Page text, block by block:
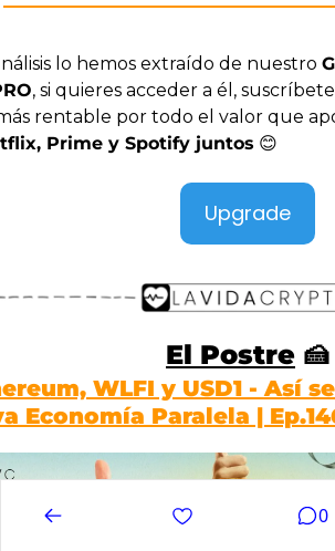
lo hemos extraído de nuestro
, si quieres acceder a él,
rentable por todo el valor que
Prime y Spotify juntos 😊
Upgrade
El Postre 🍰
WLFI y USD1 - Así
Economía Paralela |
0